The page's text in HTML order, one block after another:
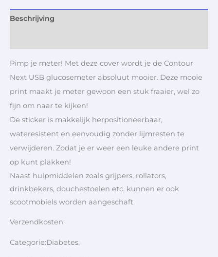
Beschrijving
Pimp je meter! Met deze cover wordt je de Contour
Next USB glucosemeter absoluut mooier. Deze mooie
print maakt je meter gewoon een stuk fraaier, wel zo
fijn om naar te kijken!
De sticker is makkelijk herpositioneerbaar,
wateresistent en eenvoudig zonder lijmresten te
verwijderen. Zodat je er weer een leuke andere print
op kunt plakken!
Naast hulpmiddelen zoals grijpers, rollators,
drinkbekers, douchestoelen etc. kunnen er ook
scootmobiels worden aangeschaft.
Verzendkosten:
Categorie:Diabetes,